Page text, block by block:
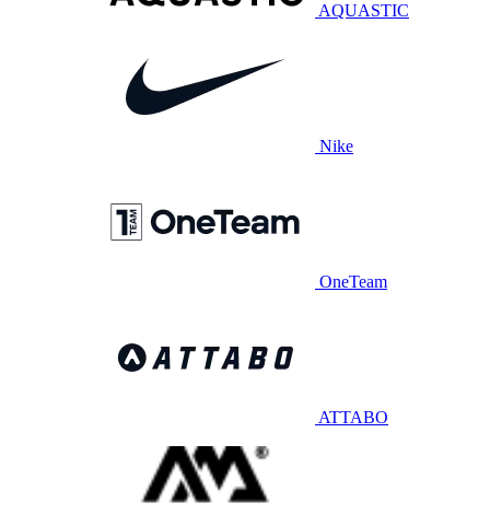
AQUASTIC
Nike
OneTeam
ATTABO